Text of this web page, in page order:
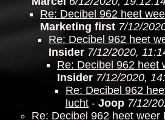
Re: Decibel 962 heet
Marketing first 7/12/
Re: Decibel 962 heet
Insider 7/12/2020,
Re: Decibel 962 heet
Insider 7/12/2020,
Re: Decibel 962
lucht - Joop 7/12/
Re: Decibel 962 heet weer